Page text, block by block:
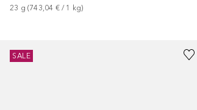
23 g (743,04 € / 1 kg)
SALE